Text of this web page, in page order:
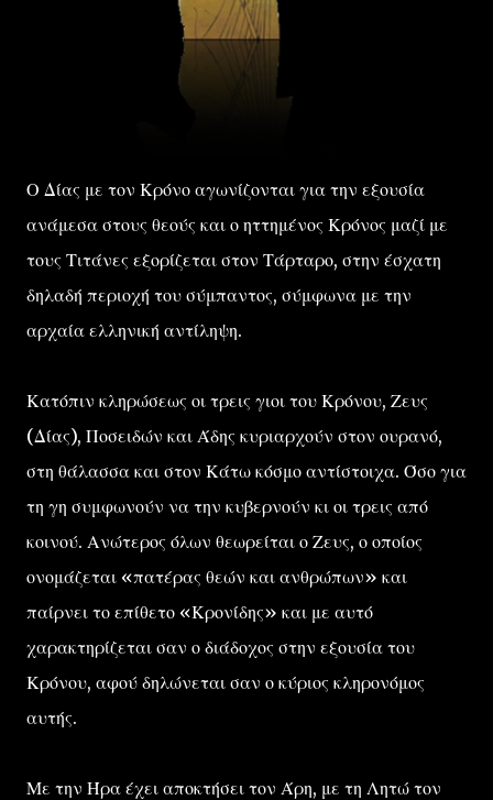
Ο Δίας με τον Κρόνο αγωνίζονται για την εξουσία
ανάμεσα στους θεούς και ο ηττημένος Κρόνος μαζί με
τους Τιτάνες εξορίζεται στον Τάρταρο, στην έσχατη
δηλαδή περιοχή του σύμπαντος, σύμφωνα με την
αρχαία ελληνική αντίληψη.
Κατόπιν κληρώσεως οι τρεις γιοι του Κρόνου, Ζευς
(Δίας), Ποσειδών και Άδης κυριαρχούν στον ουρανό,
στη θάλασσα και στον Κάτω κόσμο αντίστοιχα. Όσο για
τη γη συμφωνούν να την κυβερνούν κι οι τρεις από
κοινού. Ανώτερος όλων θεωρείται ο Ζευς, ο οποίος
ονομάζεται «πατέρας θεών και ανθρώπων» και
παίρνει το επίθετο «Κρονίδης» και με αυτό
χαρακτηρίζεται σαν ο διάδοχος στην εξουσία του
Κρόνου, αφού δηλώνεται σαν ο κύριος κληρονόμος
αυτής.
Με την Ήρα έχει αποκτήσει τον Άρη, με τη Λητώ τον